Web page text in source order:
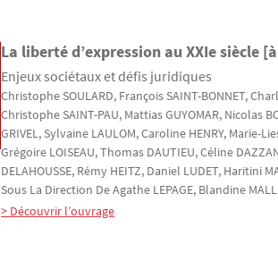
La liberté d’expression au XXIe siècle
Enjeux sociétaux et défis juridiques
Christophe SOULARD, François SAINT-BONNET,
Christophe SAINT-PAU, MattiasGUYOMAR, Nicolas
GRIVEL, Sylvaine LAULOM, Caroline HENRY, Marie-
Grégoire LOISEAU, Thomas DAUTIEU, Céline
DELAHOUSSE, Rémy HEITZ, Daniel LUDET, Haritini
Sous La Direction DeAgathe LEPAGE, Blandine
> Découvrir l’ouvrage